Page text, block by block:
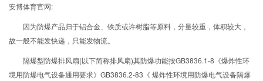
安博体育官网:
因为防爆产品归于铝合金、铁质或许树脂等原料，分量较重，体积较大，
故一般不能发快递，只能发物流。
隔爆型防爆排风扇(以下简称排风扇)其防爆功能按GB3836.1-8《爆炸性环
境用防爆电气设备通用要求》GB3836.2-83《 爆炸性环境用防爆电气设备隔爆